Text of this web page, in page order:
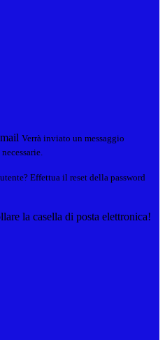
Verrà inviato un messaggio
Effettua il reset della password
la casella di posta elettronica!